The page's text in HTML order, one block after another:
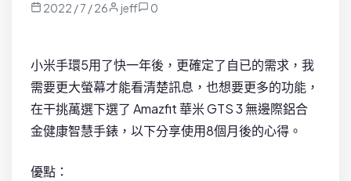
2022 / 7 / 26 jeff 0
小米手環5用了快一年後，更確定了自已的需求，我
需要更大螢幕才能看清楚訊息，也想要更多的功能，
在干挑萬選下選了 Amazfit 華米 GTS 3 無邊際鋁合
金健康智慧手錶，以下分享使用8個月後的心得。
優點：